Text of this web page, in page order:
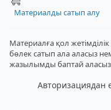
Материалды сатып алу
Материалға қол
бөлек сатып ала аласыз
жазылымды баптай аласыз
Авторизациядан